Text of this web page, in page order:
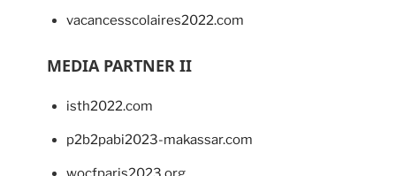
vacancesscolaires2022.com
MEDIA PARTNER II
isth2022.com
p2b2pabi2023-makassar.com